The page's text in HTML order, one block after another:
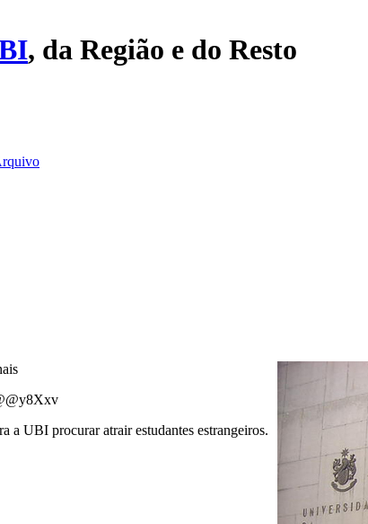
, da Região e do Resto
a UBI procurar atrair estudantes estrangeiros.